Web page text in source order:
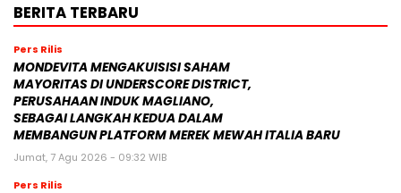
BERITA TERBARU
Pers Rilis
MONDEVITA MENGAKUISISI SAHAM
MAYORITAS DI UNDERSCORE DISTRICT,
PERUSAHAAN INDUK MAGLIANO,
SEBAGAI LANGKAH KEDUA DALAM
MEMBANGUN PLATFORM MEREK MEWAH ITALIA BARU
Jumat, 7 Agu 2026 - 09:32 WIB
Pers Rilis